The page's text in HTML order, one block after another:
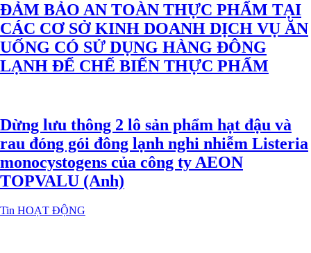
ĐẢM BẢO AN TOÀN THỰC PHẨM TẠI
CÁC CƠ SỞ KINH DOANH DỊCH VỤ ĂN
UỐNG CÓ SỬ DỤNG HÀNG ĐÔNG
LẠNH ĐỂ CHẾ BIẾN THỰC PHẨM
Dừng lưu thông 2 lô sản phẩm hạt đậu và
rau đóng gói đông lạnh nghi nhiễm Listeria
monocystogens của công ty AEON
TOPVALU (Anh)
Tin HOẠT ĐỘNG